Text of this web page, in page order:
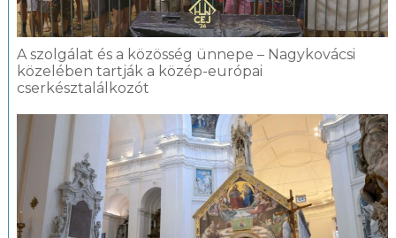
A szolgálat és a közösség ünnepe – Nagykovácsi
közelében tartják a közép-európai
cserkésztalálkozót